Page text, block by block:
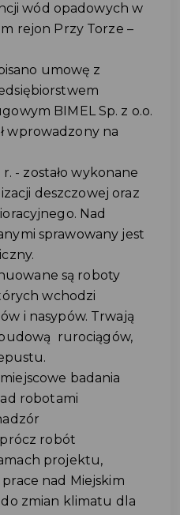
wód opadowych w
rejon Przy Torze –
umowę z
BIMEL Sp. z o.o.
wprowadzony na
- zostało wykonane
deszczowej oraz
Nad
sprawowany jest
są roboty
wchodzi
i nasypów. Trwają
rurociągów,
badania
robotami
robót
projektu,
nad Miejskim
zmian klimatu dla